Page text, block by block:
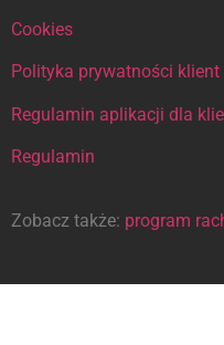
Cookies
Polityka prywatności klient
Regulamin aplikacji dla
Regulamin
Zobacz także: program